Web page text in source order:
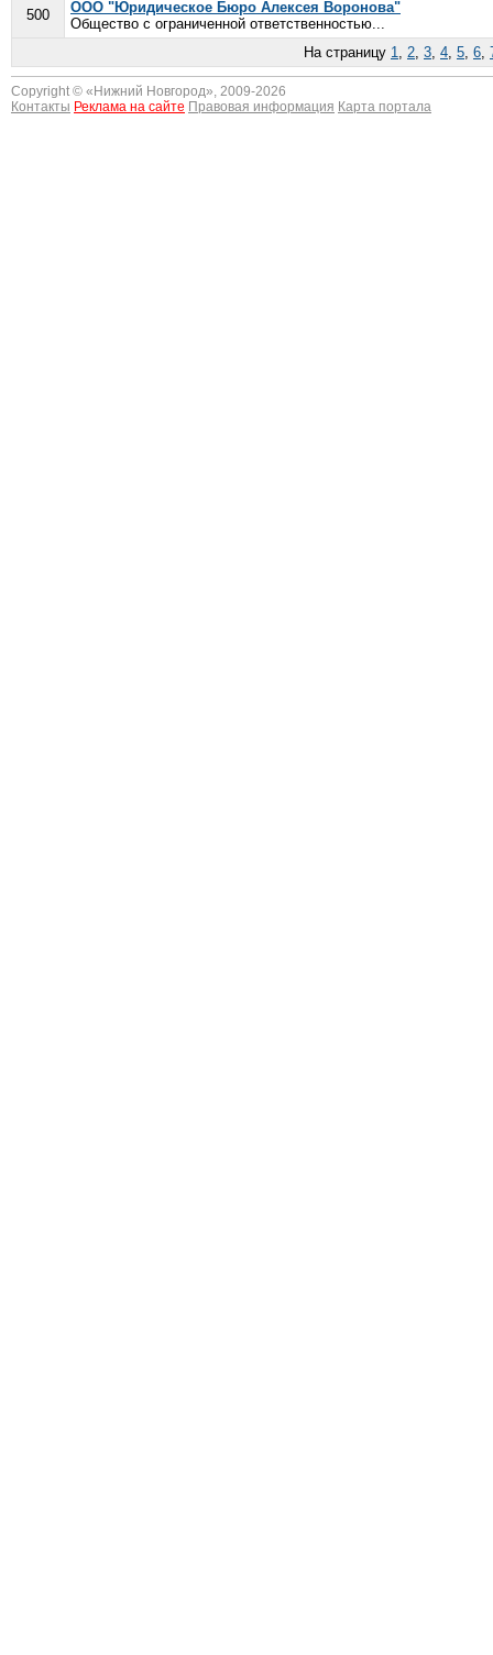
500
ООО "Юридическое Бюро Алексея Воронова"
Общество с ограниченной ответственностью...
На страницу 1, 2, 3, 4, 5, 6,
Copyright © « Нижний Новгород», 2009-2026
Контакты Реклама на сайте Правовая информация Карта портала